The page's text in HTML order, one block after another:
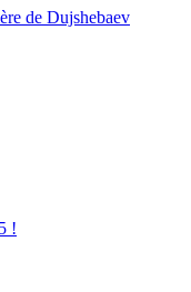
de Dujshebaev
!